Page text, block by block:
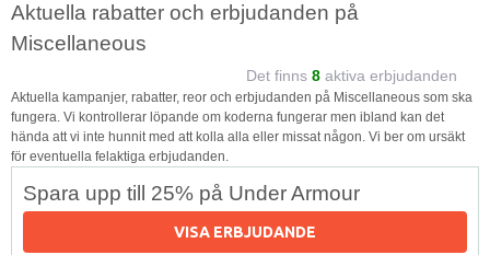
Aktuella rabatter och erbjudanden på
Miscellaneous
Det finns 8 aktiva erbjudanden
Aktuella kampanjer, rabatter, reor och erbjudanden på Miscellaneous som ska
fungera. Vi kontrollerar löpande om koderna fungerar men ibland kan det
hända att vi inte hunnit med att kolla alla eller missat någon. Vi ber om ursäkt
för eventuella felaktiga erbjudanden.
Spara upp till 25% på Under Armour
VISA ERBJUDANDE